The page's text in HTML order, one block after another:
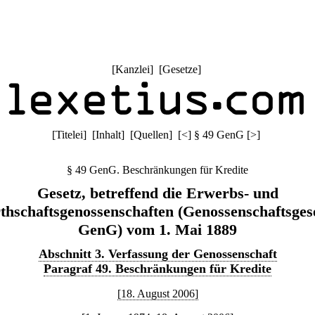
[Kanzlei] [Gesetze]
[Titelei] [Inhalt] [Quellen] [<] § 49 GenG [>]
§ 49 GenG. Beschränkungen für Kredite
Gesetz, betreffend die Erwerbs- und
GenG) vom 1. Mai 1889
Abschnitt 3. Verfassung der Genossenschaft
Paragraf 49. Beschränkungen für Kredite
[18. August 2006]